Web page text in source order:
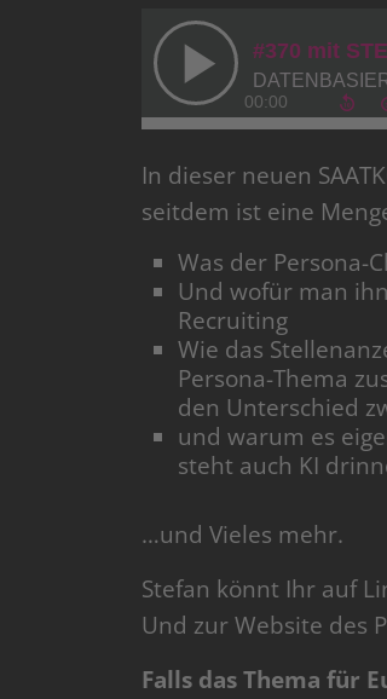
In dieser neuen
seitdem ist eine
Was der Persona-
Und wofür man
Recruiting
Wie das
Persona-Thema
den Unterschied
und warum es
steht auch KI
…und Vieles mehr.
Stefan könnt Ihr auf
Und zur Website des
Falls das Thema für